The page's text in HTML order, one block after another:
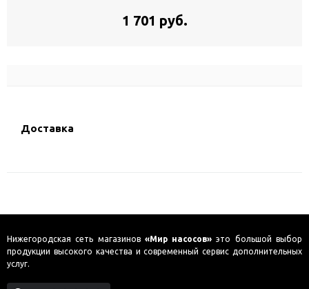
1 701 руб.
Доставка
Нижегородская сеть магазинов «Мир насосов» это большой выбор
продукции высокого качества и современный сервис дополнительных
услуг.